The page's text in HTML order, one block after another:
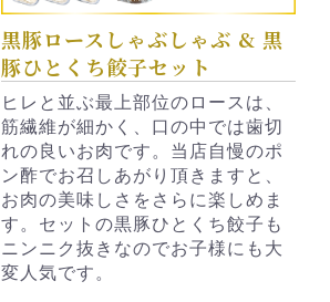
黒豚ロースしゃぶしゃぶ & 黒
豚ひとくち餃子セット
ヒレと並ぶ最上部位のロースは、
筋繊維が細かく、口の中では歯切
れの良いお肉です。当店自慢のポ
ン酢でお召しあがり頂きますと、
お肉の美味しさをさらに楽しめま
す。セットの黒豚ひとくち餃子も
ニンニク抜きなのでお子様にも大
変人気です。